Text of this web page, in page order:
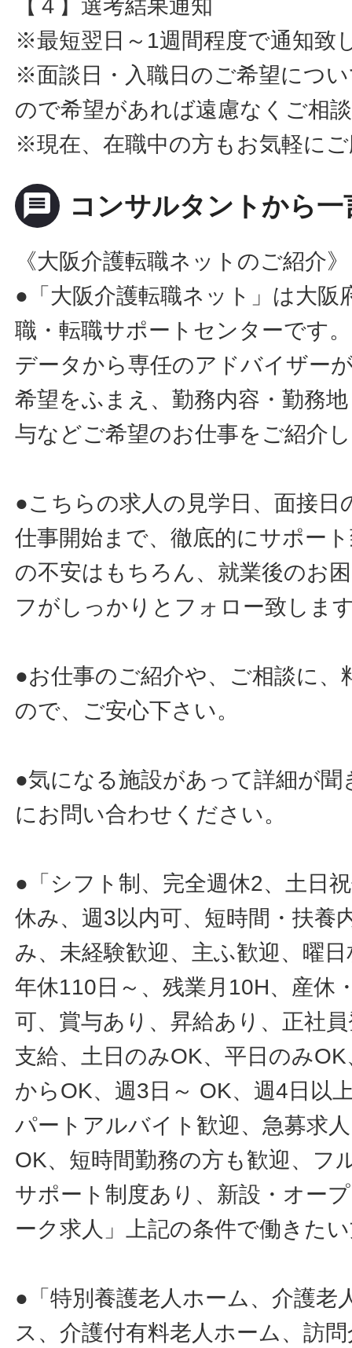
【４】選考結果通知
※最短翌日～1週間程度で通知致
※面談日・入職日のご希望につ
ので希望があれば遠慮なくご相
※現在、在職中の方もお気軽に
message コンサルタントから一
《大阪介護転職ネットのご紹介》
●「大阪介護転職ネット」は大阪
職・転職サポートセンターです
データから専任のアドバイザー
希望をふまえ、勤務内容・勤務
与などご希望のお仕事をご紹介
●こちらの求人の見学日、面接日
仕事開始まで、徹底的にサポー
の不安はもちろん、就業後のお
フがしっかりとフォロー致しま
●お仕事のご紹介や、ご相談に
ので、ご安心下さい。
●気になる施設があって詳細が
にお問い合わせください。
●「シフト制、完全週休2、土日
休み、週3以内可、短時間・扶養
み、未経験歓迎、主ふ歓迎、曜
年休110日～、残業月10H、産休
可、賞与あり、昇給あり、正社
支給、土日のみOK、平日のみ
からOK、週3日～ OK、週4日以
パートアルバイト歓迎、急募求
OK、短時間勤務の方も歓迎、フ
サポート制度あり、新設・オー
ーク求人」上記の条件で働きた
●「特別養護老人ホーム、介護老
ス、介護付有料老人ホーム、訪